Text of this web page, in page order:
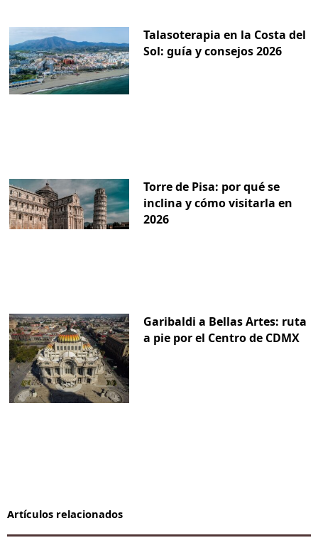
Talasoterapia en la Costa del
Sol: guía y consejos 2026
Torre de Pisa: por qué se
inclina y cómo visitarla en
2026
Garibaldi a Bellas Artes: ruta
a pie por el Centro de CDMX
Artículos relacionados